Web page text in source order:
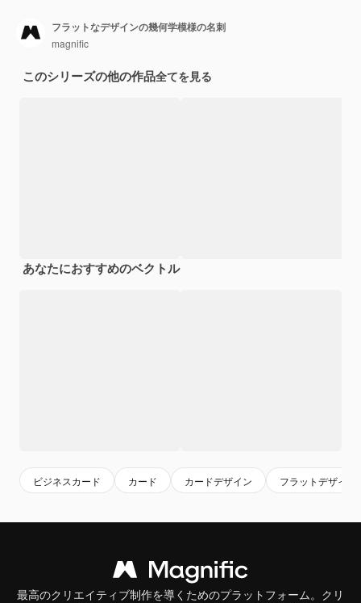
フラットなデザインの幾何学模様の名刺
magnific
このシリーズの他の作品全てを見る
あなたにおすすめのベクトル
ビジネスカード カード カードデザイン フラットデザイン
最高のクリエイティブ制作を導くためのプラットフォーム。クリ